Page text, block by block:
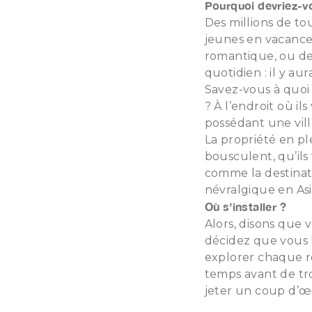
Pourquoi devriez-
Des millions de
jeunes en
romantique, ou
quotidien : il y
Savez-vous à
? À l’endroit où
possédant une
La propriété en
bousculent, qu’ils
comme la
névralgique en
Où s’installer ?
Alors, disons que
décidez que vous
explorer chaque
temps avant de
jeter un coup